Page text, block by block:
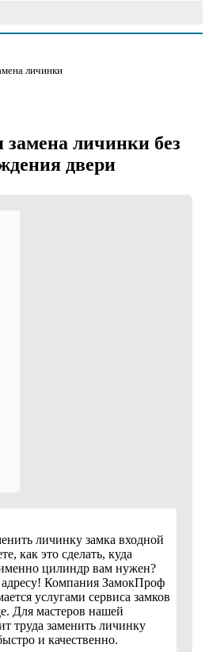
личинки
замена личинки без
двери
личинку замка входной
как это сделать, куда
цилиндр вам нужен?
Компания ЗамокПроф
услугами сервиса замков
Для мастеров нашей
труда заменить личинку
и качественно.